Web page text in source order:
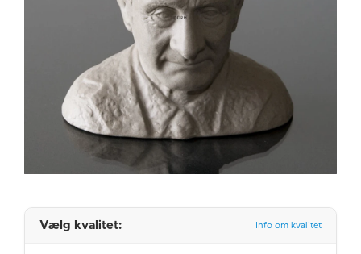
Vælg kvalitet: Info om kvalitet